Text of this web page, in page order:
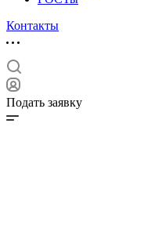
Контакты
Подать заявку